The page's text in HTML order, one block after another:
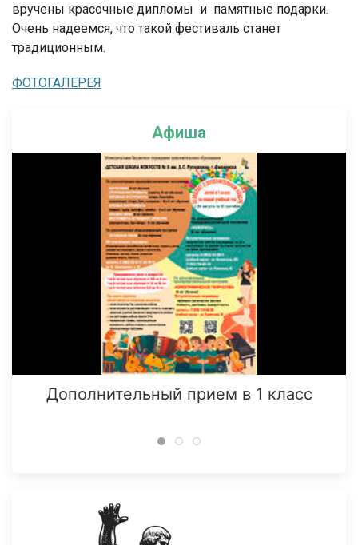
Афиша
Дополнительный прием в 1 класс
вручены красочные дипломы и памятные подарки.
Очень надеемся, что такой фестиваль станет
традиционным.
ФОТОГАЛЕРЕЯ